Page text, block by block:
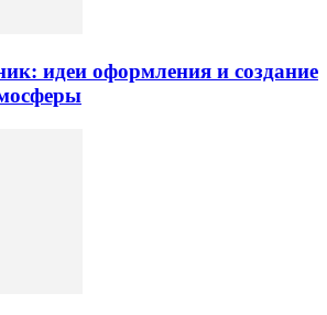
идеи оформления и создание